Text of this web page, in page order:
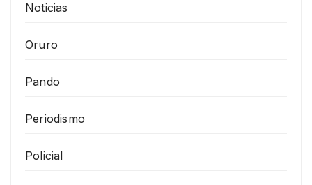
Noticias
Oruro
Pando
Periodismo
Policial